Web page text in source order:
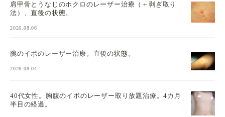
肩甲骨とうなじのホクロのレーザー治療（＋剥ぎ取り
法）、直後の状態。
2026.08.06
腕のイボのレーザー治療。直後の状態。
2026.08.04
40代女性。胸腹のイボのレーザー取り放題治療。4カ月
半目の経過。